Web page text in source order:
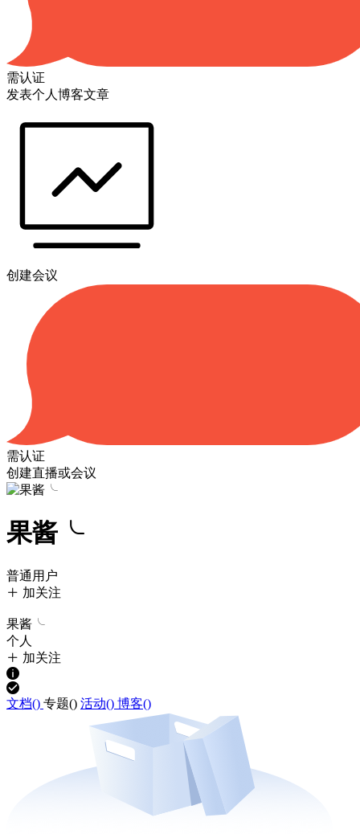
需认证
发表个人博客文章
创建会议
需认证
创建直播或会议
果酱╰
普通用户
加关注
果酱╰
个人
加关注
文档() 专题() 活动() 博客()